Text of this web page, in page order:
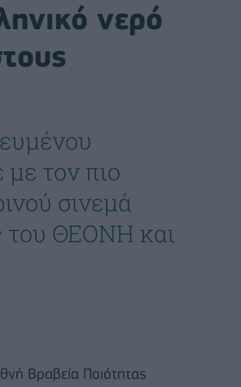
νερό
τον πιο
σινεμά
του ΘΕΟΝΗ και
Βραβεία Ποιότητας